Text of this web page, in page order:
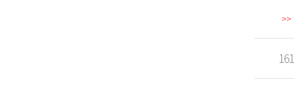
>>
161